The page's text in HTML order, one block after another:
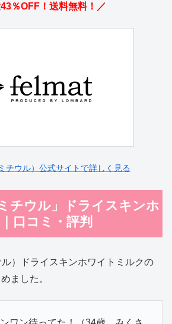
％OFF！送料無料！／
チウル）公式サイトで詳しく見る
チウル」ドライスキンホ
口コミ・評判
）ドライスキンホワイトミルクの
ました。